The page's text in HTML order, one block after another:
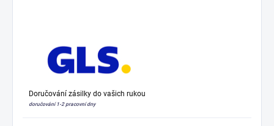
Doručování zásilky do vašich rukou
doručování 1-2 pracovní dny